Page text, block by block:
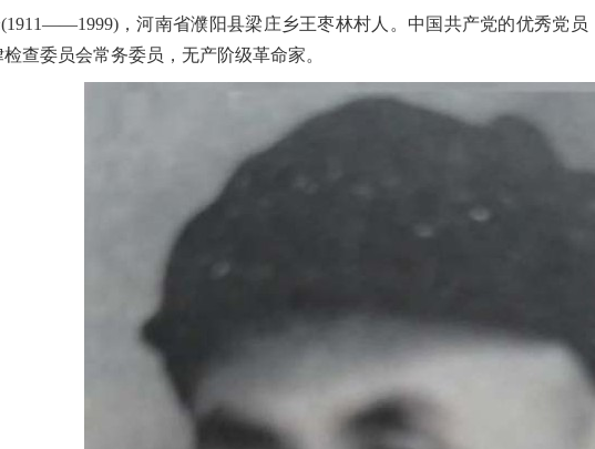
，河南省濮阳县梁庄乡王枣林村人。中国共产党的优秀党
查委员会常务委员，无产阶级革命家。